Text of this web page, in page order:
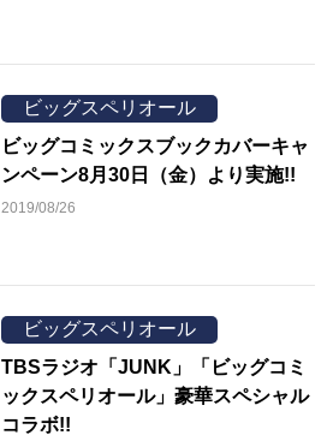
ビッグスペリオール
ビッグコミックスブックカバーキャ
ンペーン8月30日（金）より実施!!
2019/08/26
ビッグスペリオール
TBSラジオ「JUNK」「ビッグコミ
ックスペリオール」豪華スペシャル
コラボ!!